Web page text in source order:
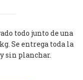
todo junto de una
Se entrega toda la
sin planchar.